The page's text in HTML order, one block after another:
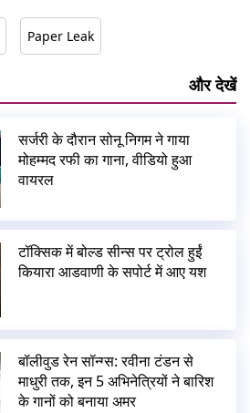
Paper Leak
और देखें
सर्जरी के दौरान सोनू निगम ने गाया
मोहम्मद रफी का गाना, वीडियो हुआ
वायरल
टॉक्सिक में बोल्ड सीन्स पर ट्रोल हुईं
कियारा आडवाणी के सपोर्ट में आए यश
बॉलीवुड रेन सॉन्ग्स: रवीना टंडन से
माधुरी तक, इन 5 अभिनेत्रियों ने बारिश
के गानों को बनाया अमर